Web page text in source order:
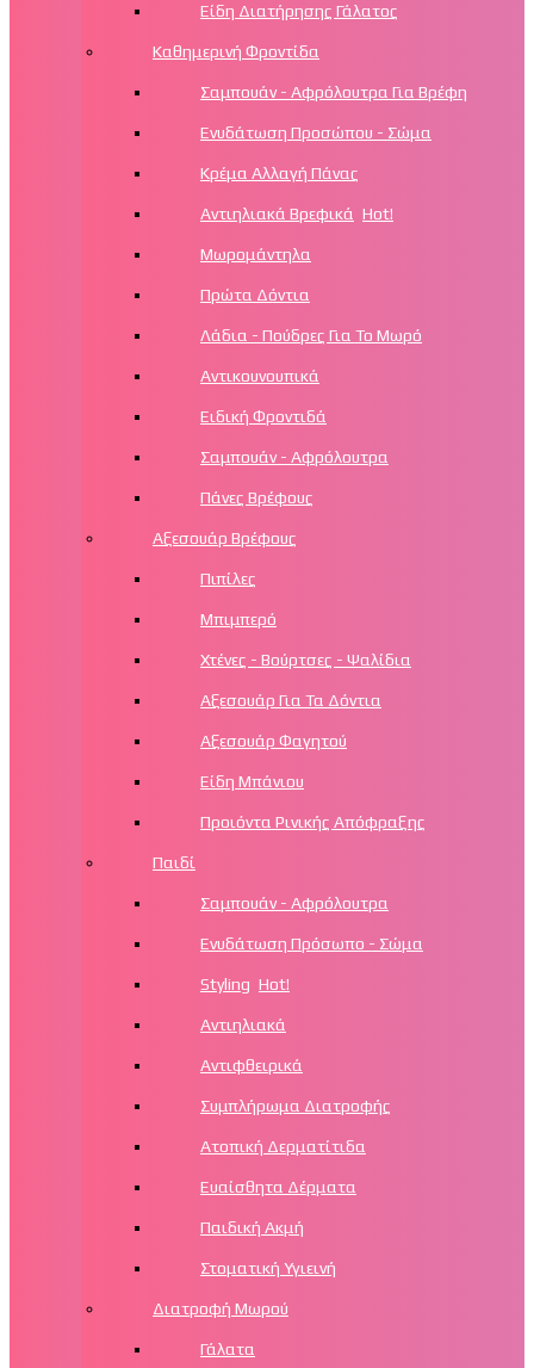
Είδη Διατήρησης Γάλατος
Καθημερινή Φροντίδα
Σαμπουάν - Αφρόλουτρα Για Βρέφη
Ενυδάτωση Προσώπου - Σώμα
Κρέμα Αλλαγή Πάνας
Αντιηλιακά Βρεφικά Hot!
Μωρομάντηλα
Πρώτα Δόντια
Λάδια - Πούδρες Για Το Μωρό
Αντικουνουπικά
Ειδική Φροντιδά
Σαμπουάν - Αφρόλουτρα
Πάνες Βρέφους
Αξεσουάρ Βρέφους
Πιπίλες
Μπιμπερό
Χτένες - Βούρτσες - Ψαλίδια
Αξεσουάρ Για Τα Δόντια
Αξεσουάρ Φαγητού
Είδη Μπάνιου
Προιόντα Ρινικής Απόφραξης
Παιδί
Σαμπουάν - Αφρόλουτρα
Ενυδάτωση Πρόσωπο - Σώμα
Styling Hot!
Αντιηλιακά
Αντιφθειρικά
Συμπλήρωμα Διατροφής
Ατοπική Δερματίτιδα
Ευαίσθητα Δέρματα
Παιδική Ακμή
Στοματική Υγιεινή
Διατροφή Μωρού
Γάλατα